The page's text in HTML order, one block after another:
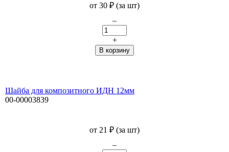
от 30 ₽ (за шт)
–
+
Шайба для композитного ИДН 12мм
00-00003839
от 21 ₽ (за шт)
–